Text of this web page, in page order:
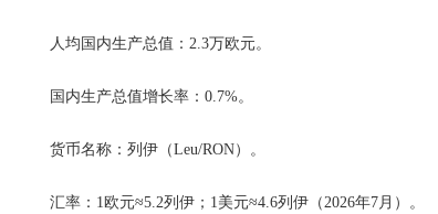
人均国内生产总值：2.3万欧元。
国内生产总值增长率：0.7%。
货币名称：列伊（Leu/RON）。
汇率：1欧元≈5.2列伊；1美元≈4.6列伊（2026年7月）。